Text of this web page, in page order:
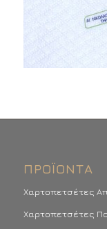
ΠΡΟΪΌΝΤΑ
Χαρτοπετσέτες
Χαρτοπετσέτες